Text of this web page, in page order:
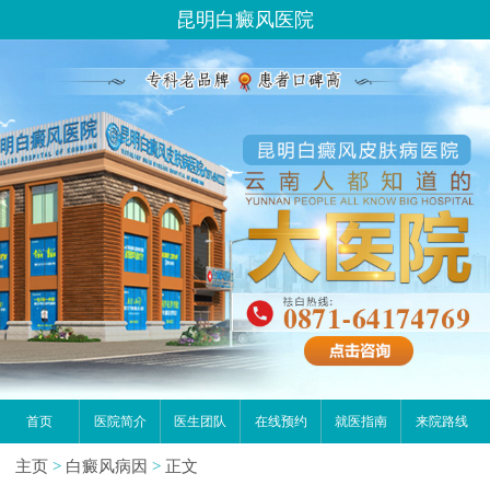
昆明白癜风医院
首页 医院简介 医生团队 在线预约 就医指南 来院路线
主页 > 白癜风病因 > 正文